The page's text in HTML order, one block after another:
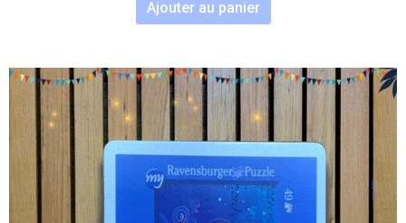
Ajouter au panier